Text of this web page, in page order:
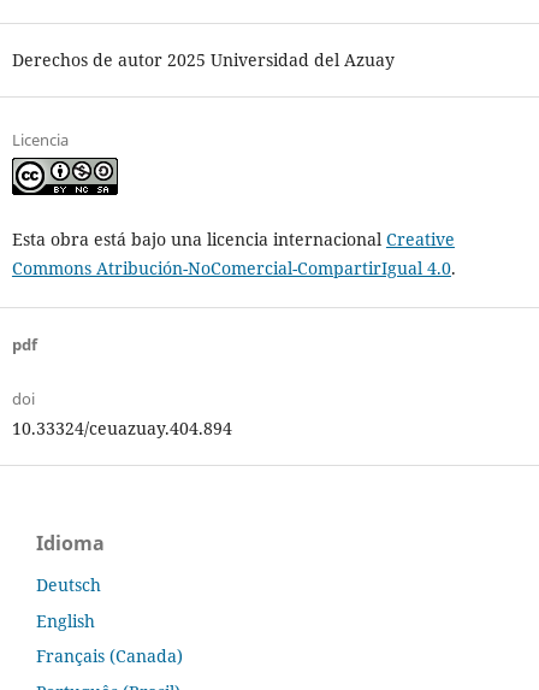
Derechos de autor 2025 Universidad del Azuay
Licencia
Esta obra está bajo una licencia internacional Creative
Commons Atribución-NoComercial-CompartirIgual 4.0.
pdf
doi
10.33324/ceuazuay.404.894
Idioma
Deutsch
English
Français (Canada)